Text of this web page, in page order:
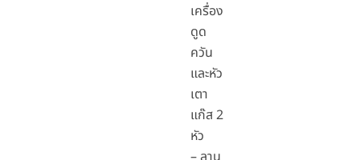
เครื่อง
ดูด
ควัน
และหัว
เตา
แก๊ส 2
หัว